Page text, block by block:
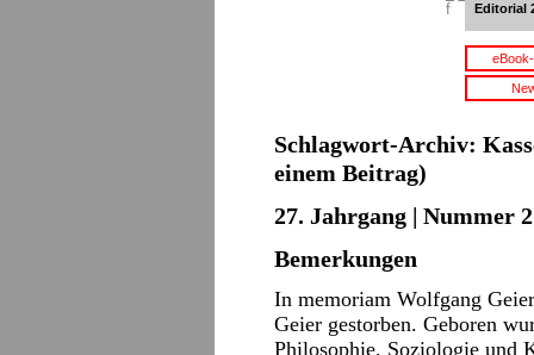
Editorial
Schlagwort-Archiv:
einem Beitrag)
27. Jahrgang | Nummer
Bemerkungen
In memoriam Wolfgang
Geier gestorben. Geboren
Philosophie, Soziologie und